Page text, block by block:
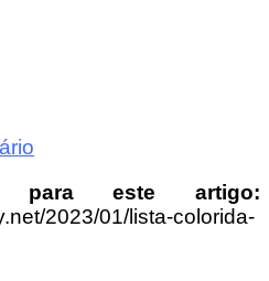
para este artigo:
2023/01/lista-colorida-